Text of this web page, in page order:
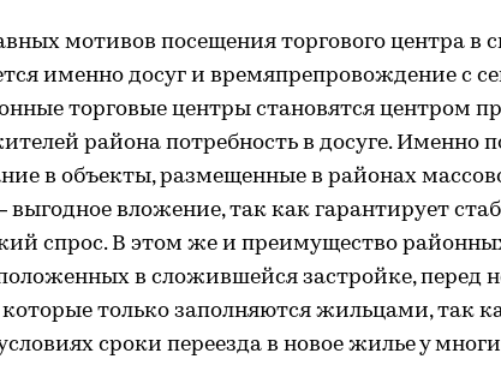
мотивов посещения торгового центра в
именно досуг и времяпрепровождение с
торговые центры становятся центром
района потребность в досуге. Именно
в объекты, размещенные в районах
выгодное вложение, так как гарантирует
спрос. В этом же и преимущество
в сложившейся застройке, перед
только заполняются жильцами, так
сроки переезда в новое жилье у